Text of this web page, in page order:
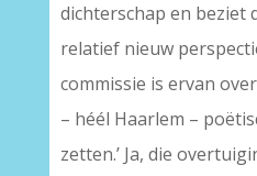
dichterschap en beziet
relatief nieuw
commissie is ervan
– héél Haarlem –
zetten.’ Ja, die